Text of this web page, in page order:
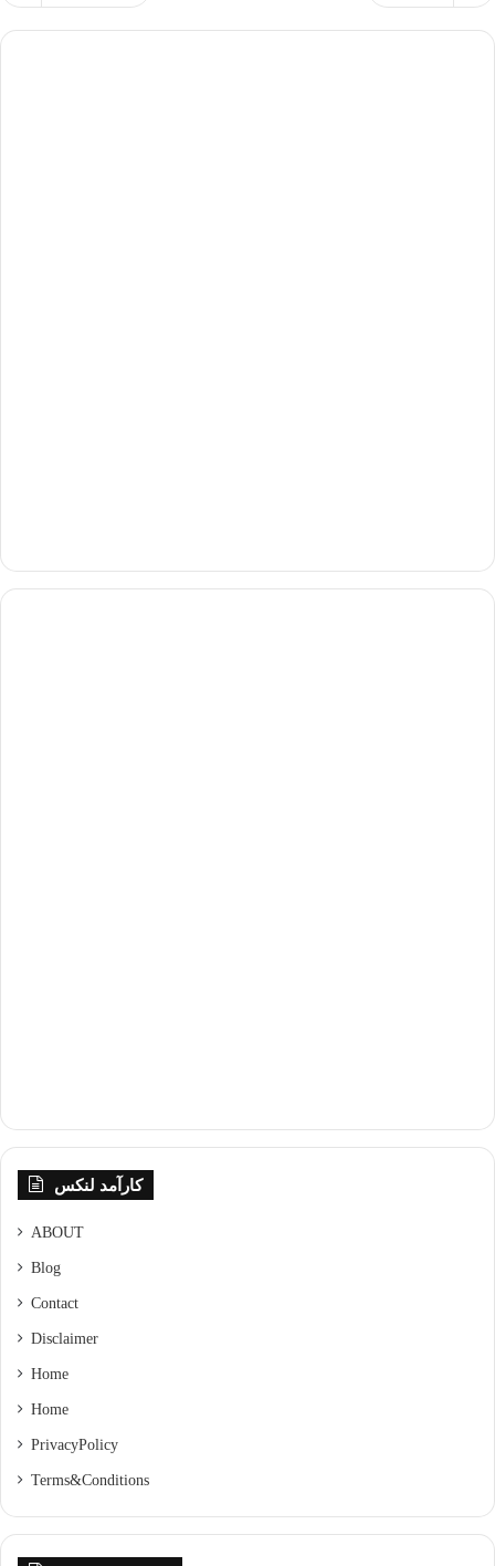
کارآمد لنکس
ABOUT
Blog
Contact
Disclaimer
Home
Home
Privacy Policy
Terms & Conditions